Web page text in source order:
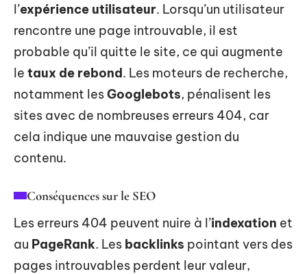
l’expérience utilisateur. Lorsqu’un utilisateur
rencontre une page introuvable, il est
probable qu’il quitte le site, ce qui augmente
le taux de rebond. Les moteurs de recherche,
notamment lesGooglebots, pénalisent les
sites avec de nombreuses erreurs 404, car
cela indique une mauvaise gestion du
contenu.
Conséquences sur le SEO
Les erreurs 404 peuvent nuire à l’indexation et
au PageRank. Les backlinks pointant vers des
pages introuvables perdent leur valeur,